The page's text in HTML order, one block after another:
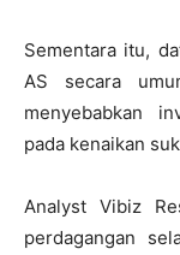
Sementara itu,
AS secara
menyebabkan
pada kenaikan
Analyst Vibiz
perdagangan